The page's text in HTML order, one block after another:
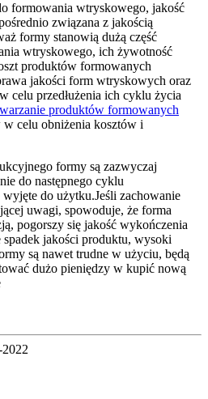
formowania wtryskowego, jakość
związana z jakością
formy stanowią dużą część
wtryskowego, ich żywotność
produktów formowanych
jakości form wtryskowych oraz
celu przedłużenia ich cyklu życia
produktów formowanych
w celu obniżenia kosztów i
formy są zazwyczaj
do następnego cyklu
do użytku.Jeśli zachowanie
uwagi, spowoduje, że forma
pogorszy się jakość wykończenia
jakości produktu, wysoki
są nawet trudne w użyciu, będą
dużo pieniędzy w kupić nową